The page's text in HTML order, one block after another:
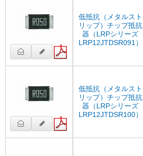
低抵抗（メタルスト
リップ）チップ抵抗
器（LRPシリーズ
LRP12JTDSR091）
低抵抗（メタルスト
リップ）チップ抵抗
器（LRPシリーズ
LRP12JTDSR100）